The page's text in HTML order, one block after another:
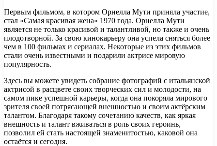
Первым фильмом, в котором Орнелла Мути приняла участие,
стал «Самая красивая жена» 1970 года. Орнелла Мути
является не только красивой и талантливой, но также и очень
плодотворной. За свою кинокарьеру она успела сняться более
чем в 100 фильмах и сериалах. Некоторые из этих фильмов
стали очень известными и подарили актрисе мировую
популярность.
Здесь вы можете увидеть собрание фотографий с итальянской
актрисой в расцвете своих творческих сил и молодости, на
самом пике успешной карьеры, когда она покоряла мирового
зрителя своей потрясающей внешностью и своим актёрским
талантом. Благодаря такому сочетанию качеств, как яркая
внешность и талант вживаться в роль своих героинь,
позволил ей стать настоящей знаменитостью, каковой она
остаётся и сегодня.